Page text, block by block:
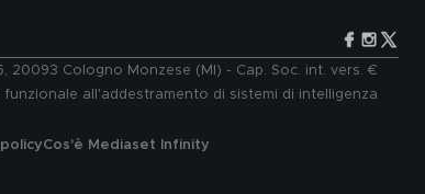
20093 Cologno Monzese (MI) - Cap. Soc. int. vers. €
all'addestramento di sistemi di intelligenza
Cos'è Mediaset Infinity